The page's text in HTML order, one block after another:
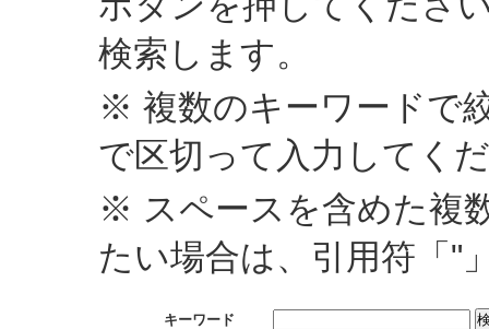
検索します。
※ 複数のキーワードで
で区切って入力してく
※ スペースを含めた複
たい場合は、引用符「"
キーワード